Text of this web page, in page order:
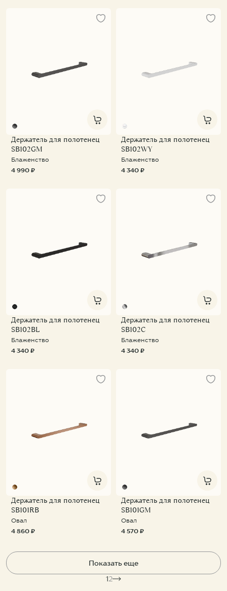
Держатель для полотенец
SB102GM
Блаженство
4 990 ₽
Держатель для полотенец
SB102WY
Блаженство
4 340 ₽
Держатель для полотенец
SB102BL
Блаженство
4 340 ₽
Держатель для полотенец
SB102C
Блаженство
4 340 ₽
Держатель для полотенец
SB101RB
Овал
4 860 ₽
Держатель для полотенец
SB101GM
Овал
4 570 ₽
Показать еще
12